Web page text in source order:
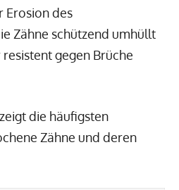
Erosion des
Zähne schützend umhüllt
gegen Brüche
die häufigsten
Zähne und deren